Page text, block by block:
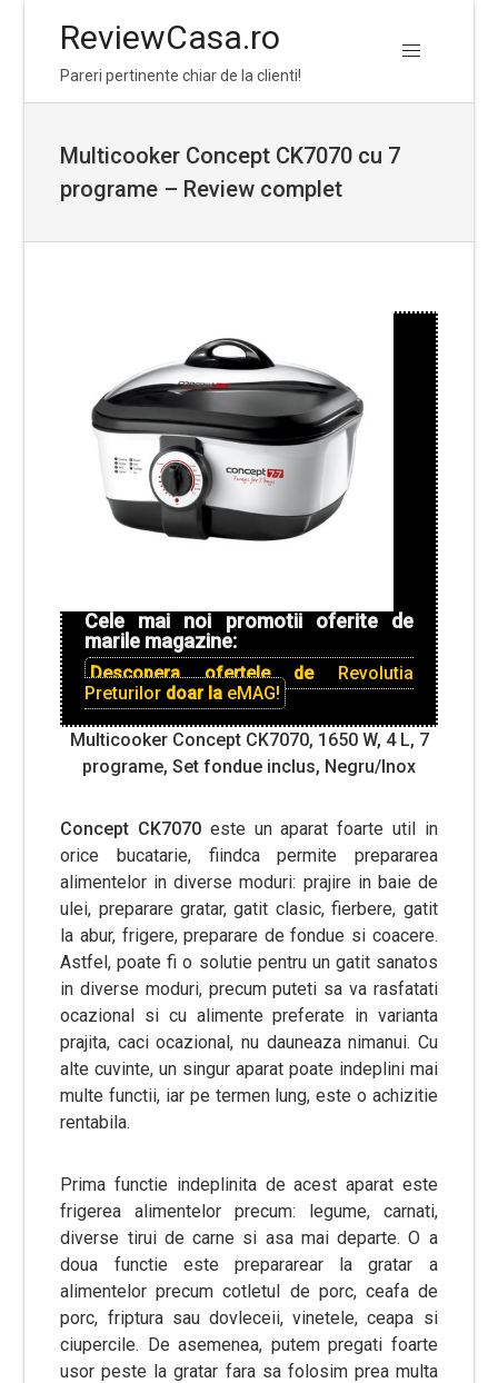
ReviewCasa.ro
Pareri pertinente chiar de la clienti!
Multicooker Concept CK7070 cu 7
programe – Review complet
Cele mai noi promotii oferite de
marile magazine:
Descopera ofertele de Revolutia
Preturilor doar la eMAG!
Multicooker Concept CK7070, 1650 W, 4 L, 7
programe, Set fondue inclus, Negru/Inox
Concept CK7070 este un aparat foarte util in
orice bucatarie, fiindca permite prepararea
alimentelor in diverse moduri: prajire in baie de
ulei, preparare gratar, gatit clasic, fierbere, gatit
la abur, frigere, preparare de fondue si coacere.
Astfel, poate fi o solutie pentru un gatit sanatos
in diverse moduri, precum puteti sa va rasfatati
ocazional si cu alimente preferate in varianta
prajita, caci ocazional, nu dauneaza nimanui. Cu
alte cuvinte, un singur aparat poate indeplini mai
multe functii, iar pe termen lung, este o achizitie
rentabila.
Prima functie indeplinita de acest aparat este
frigerea alimentelor precum: legume, carnati,
diverse tirui de carne si asa mai departe. O a
doua functie este prepararear la gratar a
alimentelor precum cotletul de porc, ceafa de
porc, friptura sau dovleceii, vinetele, ceapa si
ciupercile. De asemenea, putem pregati foarte
usor peste la gratar fara sa folosim prea multa